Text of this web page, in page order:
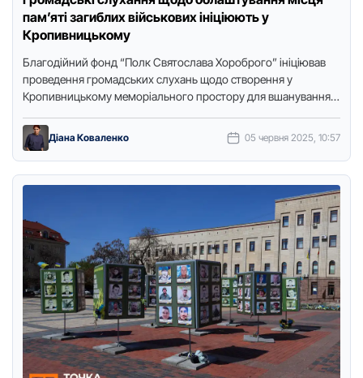
памʼяті загиблих військових ініціюють у
Кропивницькому
Благодійний фонд “Полк Святослава Хороброго” ініціював
проведення громадських слухань щодо створення у
Кропивницькому меморіального простору для вшанування
фейсбук-сторінці фонду, …
Діана Коваленко 05 червня 2025, 10:57